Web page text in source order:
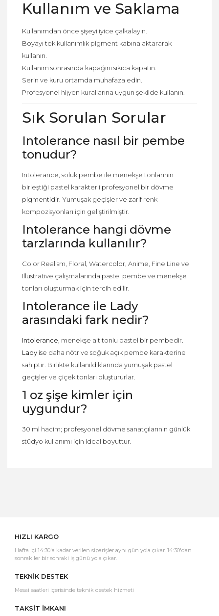
Kullanım ve Saklama
Kullanımdan önce şişeyi iyice çalkalayın.
Boyayı tek kullanımlık pigment kabına aktararak
kullanın.
Kullanım sonrasında kapağını sıkıca kapatın.
Serin ve kuru ortamda muhafaza edin.
Profesyonel hijyen kurallarına uygun şekilde kullanın.
Sık Sorulan Sorular
Intolerance nasıl bir pembe
tonudur?
Intolerance, soluk pembe ile menekşe tonlarının
birleştiği pastel karakterli profesyonel bir dövme
pigmentidir. Yumuşak geçişler ve zarif renk
kompozisyonları için geliştirilmiştir.
Intolerance hangi dövme
tarzlarında kullanılır?
Color Realism, Floral, Watercolor, Anime, Fine Line ve
Illustrative çalışmalarında pastel pembe ve menekşe
tonları oluşturmak için tercih edilir.
Intolerance ile Lady
arasındaki fark nedir?
Intolerance , menekşe alt tonlu pastel bir pembedir.
Lady ise daha nötr ve soğuk açık pembe karakterine
sahiptir. Birlikte kullanıldıklarında yumuşak pastel
geçişler ve çiçek tonları oluştururlar.
1 oz şişe kimler için
uygundur?
30 ml hacim; profesyonel dövme sanatçılarının günlük
stüdyo kullanımı için ideal boyuttur.
HIZLI KARGO
Hafta içi 14:30'a kadar verilen siparişler aynı gün yola çıkar. 14:30'dan
sonrakiler bir sonraki iş günü yola çıkar.
TEKNİK DESTEK
Mesai saatleri içerisinde teknik destek hizmeti
TAKSİT İMKANI